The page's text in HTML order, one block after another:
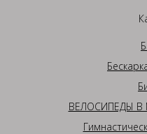
ВЕЛОСИПЕДЫ В